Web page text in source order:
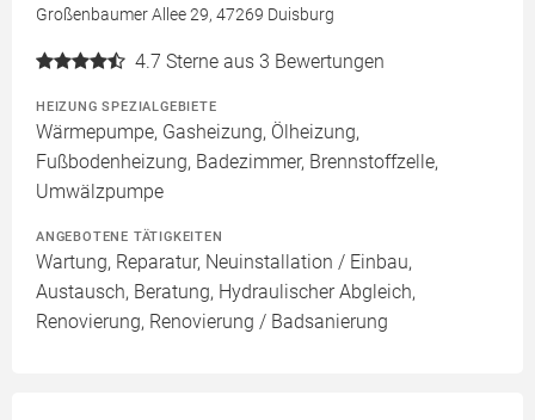
Großenbaumer Allee 29, 47269 Duisburg
4.7 Sterne aus 3 Bewertungen
HEIZUNG SPEZIALGEBIETE
Wärmepumpe, Gasheizung, Ölheizung,
Fußbodenheizung, Badezimmer, Brennstoffzelle,
Umwälzpumpe
ANGEBOTENE TÄTIGKEITEN
Wartung, Reparatur, Neuinstallation / Einbau,
Austausch, Beratung, Hydraulischer Abgleich,
Renovierung, Renovierung / Badsanierung